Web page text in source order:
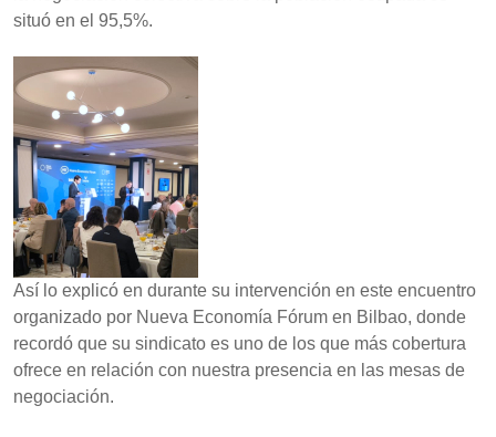
situó en el 95,5%.
Así lo explicó en durante su intervención en este encuentro
organizado por Nueva Economía Fórum en Bilbao, donde
recordó que su sindicato es uno de los que más cobertura
ofrece en relación con nuestra presencia en las mesas de
negociación.